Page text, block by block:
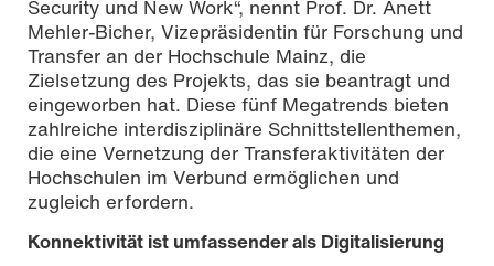
Security und New Work“, nennt Prof. Dr. Anett
Mehler-Bicher, Vizepräsidentin für Forschung und
Transfer an der Hochschule Mainz, die
Zielsetzung des Projekts, das sie beantragt und
eingeworben hat. Diese fünf Megatrends bieten
zahlreiche interdisziplinäre Schnittstellenthemen,
die eine Vernetzung der Transferaktivitäten der
Hochschulen im Verbund ermöglichen und
zugleich erfordern.
Konnektivität ist umfassender als Digitalisierung